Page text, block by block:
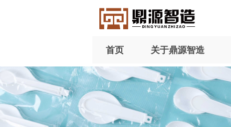
首页 关于鼎源智造